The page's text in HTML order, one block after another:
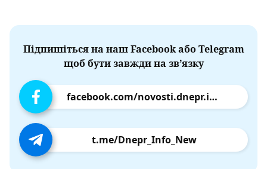
Підпишіться на наш Facebook або Telegram
щоб бути завжди на зв’язку
facebook.com/novosti.dnepr.info
t.me/Dnepr_Info_New